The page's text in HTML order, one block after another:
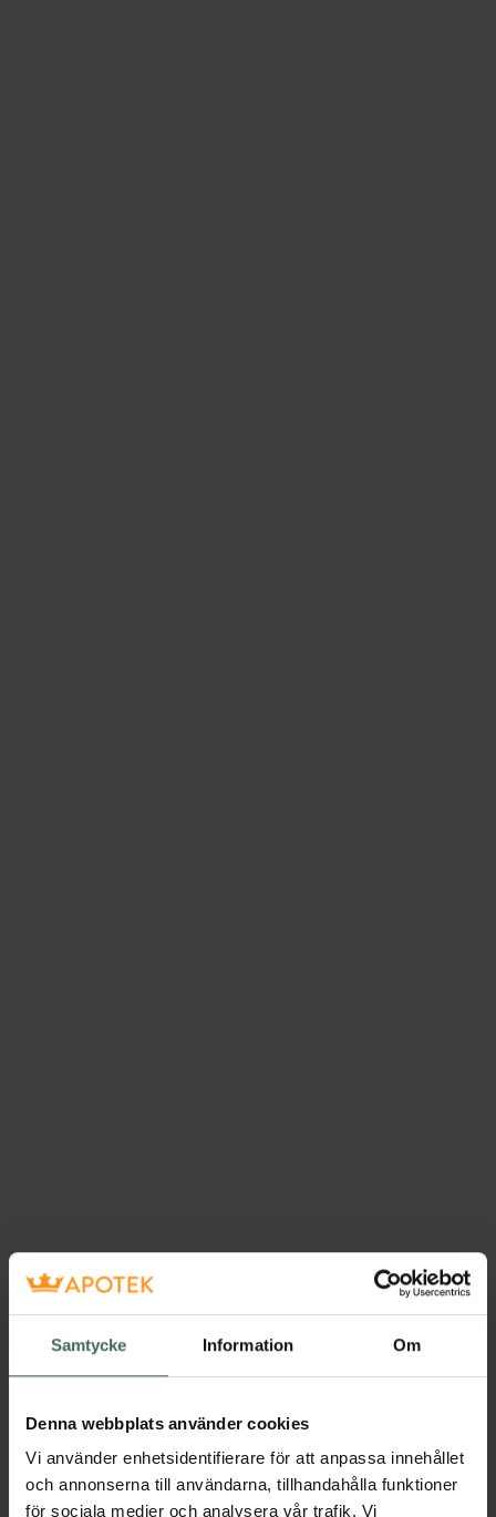
Samtycke Information Om
Denna webbplats använder cookies
Vi använder enhetsidentifierare för att anpassa innehållet
och annonserna till användarna, tillhandahålla funktioner
för sociala medier och analysera vår trafik. Vi